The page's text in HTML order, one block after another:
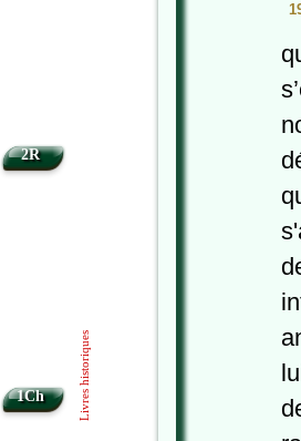
2R
1Ch Livres historiques